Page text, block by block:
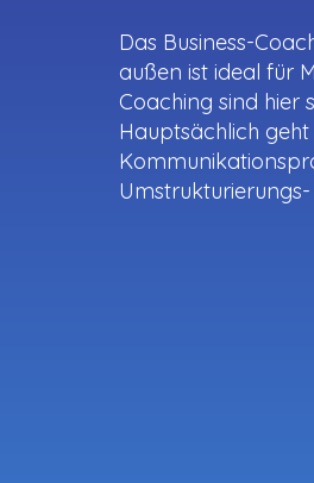
Das Business-
außen ist ideal für
Coaching sind hier
Hauptsächlich